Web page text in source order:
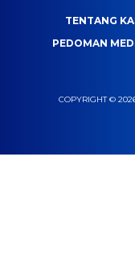
TENTANG
PEDOMAN
COPYRIGHT ©